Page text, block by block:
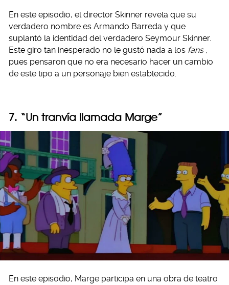
En este episodio, el director Skinner revela que su
verdadero nombre es Armando Barreda y que
suplantó la identidad del verdadero Seymour Skinner.
Este giro tan inesperado no le gustó nada a los fans ,
pues pensaron que no era necesario hacer un cambio
de este tipo a un personaje bien establecido.
7. “Un tranvía llamada Marge”
En este episodio, Marge participa en una obra de teatro